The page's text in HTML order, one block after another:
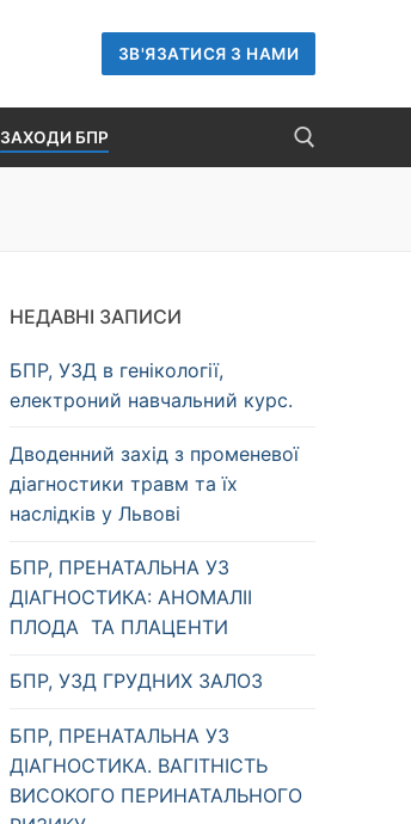
ЗВ'ЯЗАТИСЯ З НАМИ
ЗАХОДИ БПР
НЕДАВНІ ЗАПИСИ
БПР, УЗД в генікології,
електроний навчальний курс.
Дводенний захід з променевої
діагностики травм та їх
наслідків у Львові
БПР, ПРЕНАТАЛЬНА УЗ
ДІАГНОСТИКА: АНОМАЛІІ
ПЛОДА ТА ПЛАЦЕНТИ
БПР, УЗД ГРУДНИХ ЗАЛОЗ
БПР, ПРЕНАТАЛЬНА УЗ
ДІАГНОСТИКА. ВАГІТНІСТЬ
ВИСОКОГО ПЕРИНАТАЛЬНОГО